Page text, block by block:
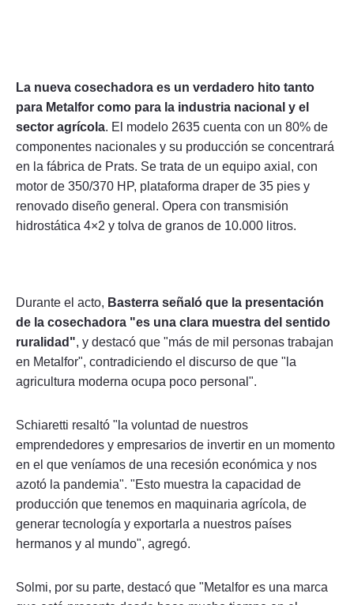
La nueva cosechadora es un verdadero hito tanto
para Metalfor como para la industria nacional y el
sector agrícola. El modelo 2635 cuenta con un 80% de
componentes nacionales y su producción se concentrará
en la fábrica de Prats. Se trata de un equipo axial, con
motor de 350/370 HP, plataforma draper de 35 pies y
renovado diseño general. Opera con transmisión
hidrostática 4×2 y tolva de granos de 10.000 litros.
Durante el acto, Basterra señaló que la presentación
de la cosechadora "es una clara muestra del sentido
ruralidad", y destacó que "más de mil personas trabajan
en Metalfor", contradiciendo el discurso de que "la
agricultura moderna ocupa poco personal".
Schiaretti resaltó "la voluntad de nuestros
emprendedores y empresarios de invertir en un momento
en el que veníamos de una recesión económica y nos
azotó la pandemia". "Esto muestra la capacidad de
producción que tenemos en maquinaria agrícola, de
generar tecnología y exportarla a nuestros países
hermanos y al mundo", agregó.
Solmi, por su parte, destacó que "Metalfor es una marca